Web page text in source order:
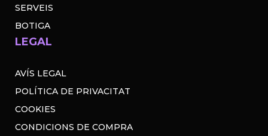
SERVEIS
BOTIGA
LEGAL
AVÍS LEGAL
POLÍTICA DE PRIVACITAT
COOKIES
CONDICIONS DE COMPRA